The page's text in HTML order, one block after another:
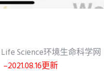
Science环境生命科学网
–2021.08.16更新